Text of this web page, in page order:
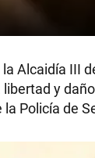
Alcaidía III
y
Policía de